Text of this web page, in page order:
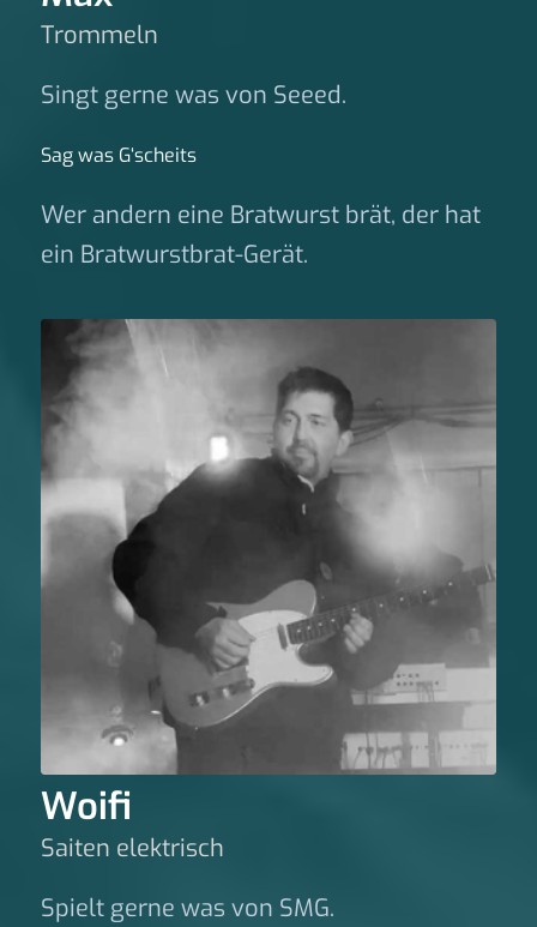
Trommeln
Singt gerne was von Seeed.
Sag was G‘scheits
Wer andern eine Bratwurst brät, der hat
ein Bratwurstbrat-Gerät.
Woifi
Saiten elektrisch
Spielt gerne was von SMG.